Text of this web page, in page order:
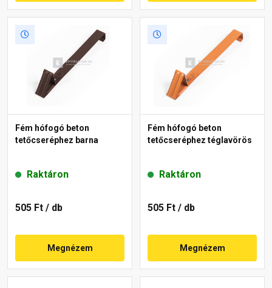
Fém hófogó beton
tetőcseréphez barna
Raktáron
505 Ft / db
Megnézem
Fém hófogó beton
tetőcseréphez téglavörös
Raktáron
505 Ft / db
Megnézem